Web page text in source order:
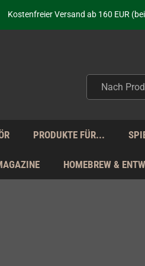
Kostenfreier Versand ab 160 EUR
Seit über 20 Jahren Deine
Täglicher Versand Mo - Fr aus
PRODUKTE FÜR...
HOMEBREW &